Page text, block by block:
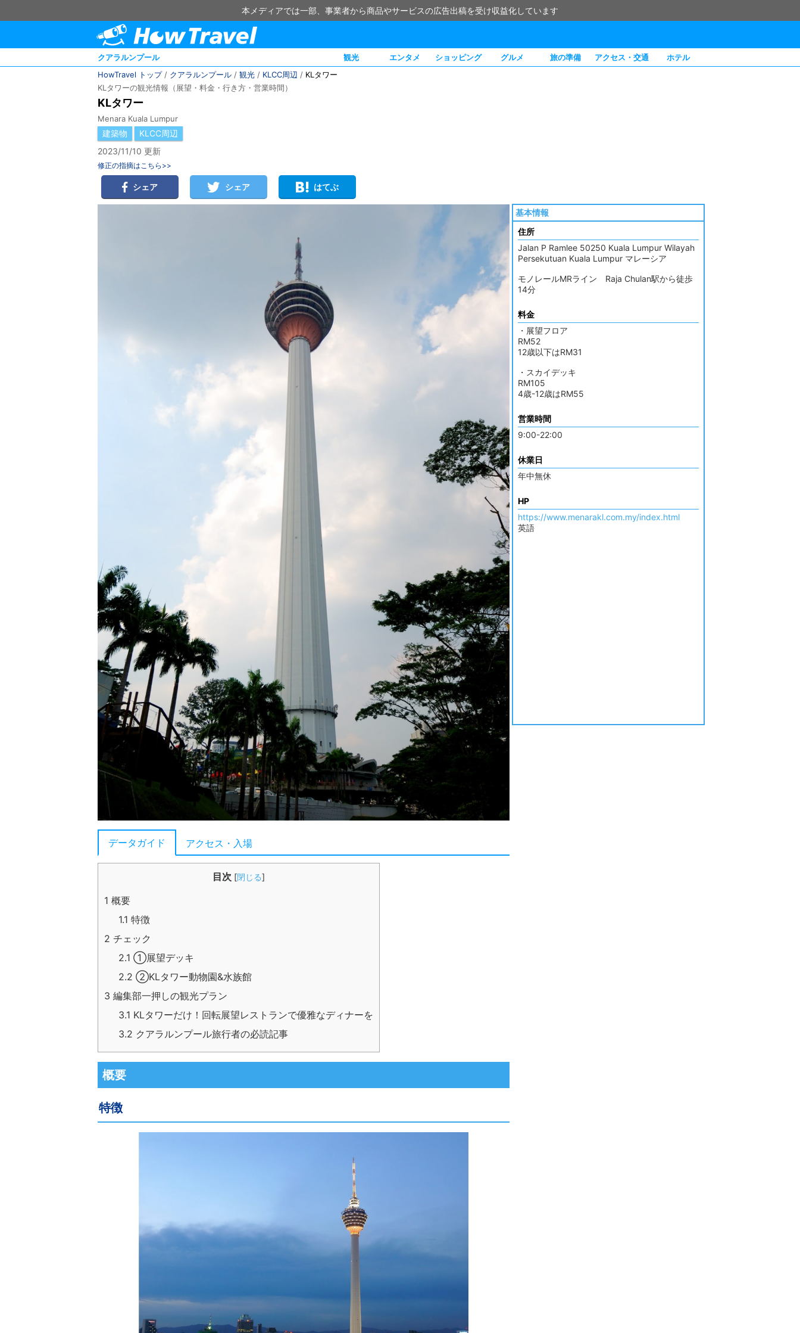
本メディアでは一部、事業者から商品やサービスの広告出稿を受け収益化しています
クアラルンプール 観光 エンタメ ショッピング グルメ 旅の準備 アクセス・交通
ホテル
HowTravel トップ/ クアラルンプール / 観光 / KLCC周辺 / KLタワー
KLタワーの観光情報（展望・料金・行き方・営業時間）
KLタワー
Menara Kuala Lumpur
建築物
KLCC周辺
2023/11/10 更新
修正の指摘はこちら>>
シェア シェア はてぶ
基本情報
住所
Jalan P Ramlee 50250 Kuala Lumpur Wilayah
Persekutuan Kuala Lumpur マレーシア
モノレールMRライン Raja Chulan駅から徒歩
14分
料金
・展望フロア
RM52
12歳以下はRM31
・スカイデッキ
RM105
4歳-12歳はRM55
営業時間
9:00-22:00
休業日
年中無休
HP
https://www.menarakl.com.my/index.html
英語
データガイド アクセス・入場
目次 [閉じる]
1 概要
1.1 特徴
2 チェック
2.1 ①展望デッキ
2.2 ②KLタワー動物園&水族館
3 編集部一押しの観光プラン
3.1 KLタワーだけ！回転展望レストランで優雅なディナーを
3.2 クアラルンプール旅行者の必読記事
概要
特徴